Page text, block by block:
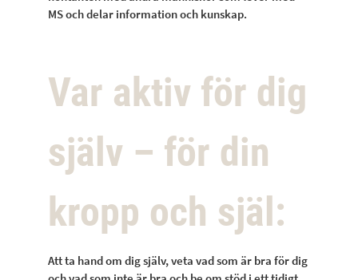
MS och delar information och kunskap.
Var aktiv för dig
själv – för din
kropp och själ:
Att ta hand om dig själv, veta vad som är bra för dig